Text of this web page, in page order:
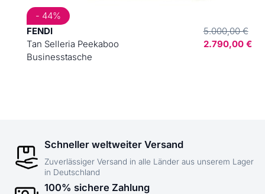
FENDI
Tan Selleria Peekaboo
Businesstasche
5.000,00 €
2.790,00 €
- 44%
Schneller weltweiter Versand
Zuverlässiger Versand in alle Länder aus unserem Lager
in Deutschland
100% sichere Zahlung